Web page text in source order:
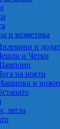
и козметика
и
и Четки
на нокти
и
легла